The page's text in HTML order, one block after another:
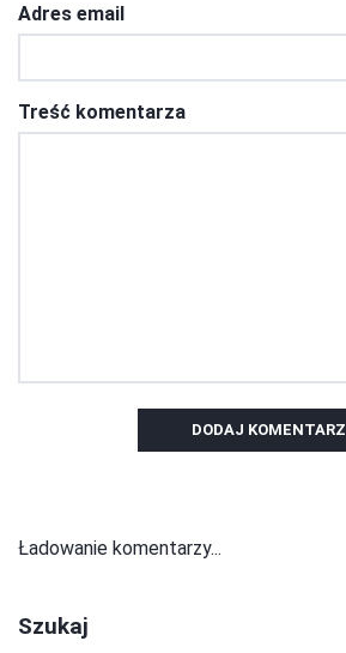
Adres email
Treść komentarza
DODAJ KOMENTARZ
Ładowanie komentarzy...
Szukaj